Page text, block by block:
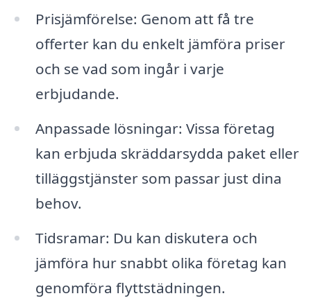
Prisjämförelse: Genom att få tre
offerter kan du enkelt jämföra priser
och se vad som ingår i varje
erbjudande.
Anpassade lösningar: Vissa företag
kan erbjuda skräddarsydda paket eller
tilläggstjänster som passar just dina
behov.
Tidsramar: Du kan diskutera och
jämföra hur snabbt olika företag kan
genomföra flyttstädningen.